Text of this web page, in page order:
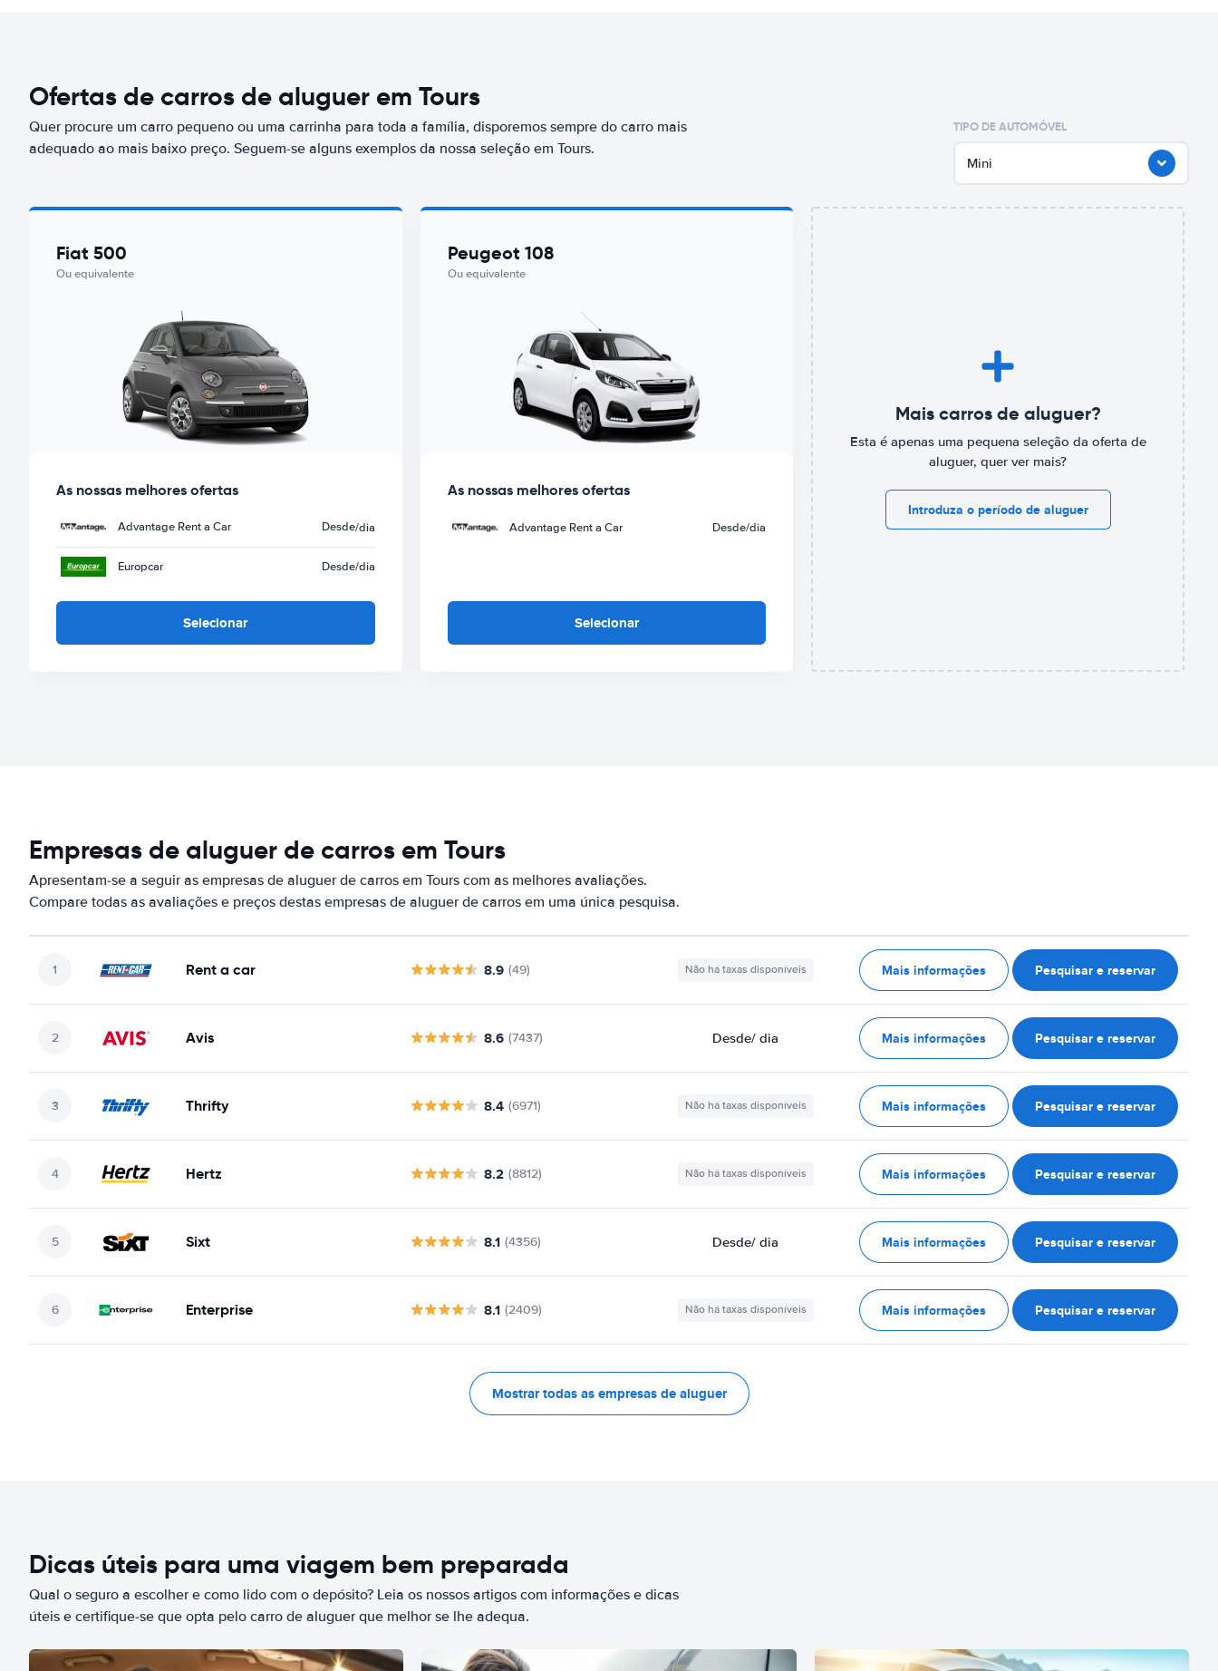
Ofertas de carros de aluguer em Tours
Quer procure um carro pequeno ou uma carrinha para toda a família, disporemos sempre do carro mais
adequado ao mais baixo preço. Seguem-se alguns exemplos da nossa seleção em Tours.
TIPO DE AUTOMÓVEL
Mini
Fiat 500
Ou equivalente
As nossas melhores ofertas
Advantage Rent a Car Desde/dia
Europcar Desde/dia
Selecionar
Peugeot 108
Ou equivalente
As nossas melhores ofertas
Advantage Rent a Car Desde/dia
Selecionar
Mais carros de aluguer?
Esta é apenas uma pequena seleção da oferta de
aluguer, quer ver mais?
Introduza o período de aluguer
Empresas de aluguer de carros em Tours
Apresentam-se a seguir as empresas de aluguer de carros em Tours com as melhores avaliações.
Compare todas as avaliações e preços destas empresas de aluguer de carros em uma única pesquisa.
Rent a car 8.9 (49) Não há taxas disponíveis Mais informações Pesquisar e reservar
Avis 8.6 (7437) Desde/ dia Mais informações Pesquisar e reservar
Thrifty 8.4 (6971) Não há taxas disponíveis Mais informações Pesquisar e reservar
Hertz 8.2 (8812) Não há taxas disponíveis Mais informações Pesquisar e reservar
Sixt 8.1 (4356) Desde/ dia Mais informações Pesquisar e reservar
Enterprise 8.1 (2409) Não há taxas disponíveis Mais informações Pesquisar e reservar
Mostrar todas as empresas de aluguer
Dicas úteis para uma viagem bem preparada
Qual o seguro a escolher e como lido com o depósito? Leia os nossos artigos com informações e dicas
úteis e certifique-se que opta pelo carro de aluguer que melhor se lhe adequa.